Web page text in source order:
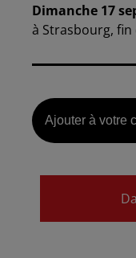
Dimanche 17
à Strasbourg, fin
Ajouter à votre